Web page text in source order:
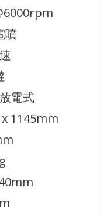
噴
電式
1145mm